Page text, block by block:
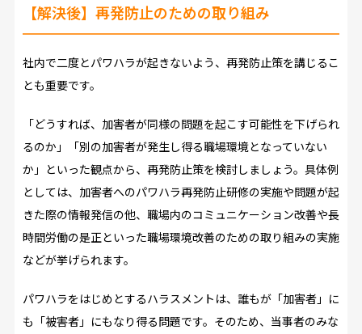
【解決後】再発防止のための取り組み
社内で二度とパワハラが起きないよう、再発防止策を講じるこ
とも重要です。
「どうすれば、加害者が同様の問題を起こす可能性を下げられ
るのか」「別の加害者が発生し得る職場環境となっていない
か」といった観点から、再発防止策を検討しましょう。具体例
としては、加害者へのパワハラ再発防止研修の実施や問題が起
きた際の情報発信の他、職場内のコミュニケーション改善や長
時間労働の是正といった職場環境改善のための取り組みの実施
などが挙げられます。
パワハラをはじめとするハラスメントは、誰もが「加害者」に
も「被害者」にもなり得る問題です。そのため、当事者のみな